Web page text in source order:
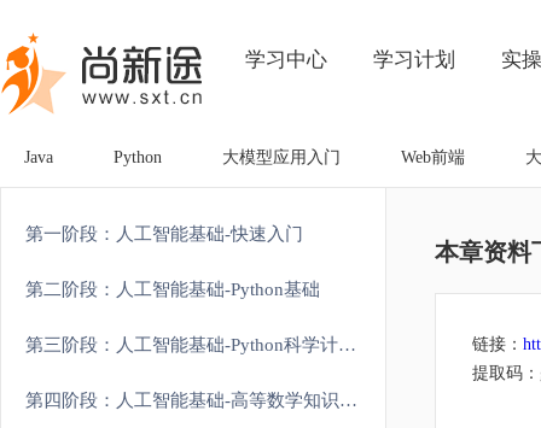
学习中心 学习计划 实操
Java Python 大模型应用入门 Web前端
第一阶段：人工智能基础-快速入门
第二阶段：人工智能基础-Python基础
第三阶段：人工智能基础-Python科学计算和可视化
第四阶段：人工智能基础-高等数学知识强化
本章资料
链接：
提取码：